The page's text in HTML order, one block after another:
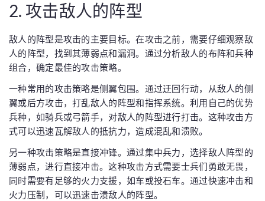
2. 攻击敌人的阵型
敌人的阵型是攻击的主要目标。在攻击之前，需要仔细观察敌
人的阵型，找到其薄弱点和漏洞。通过分析敌人的布阵和兵种
组合，确定最佳的攻击策略。
一种常用的攻击策略是侧翼包围。通过迂回行动，从敌人的侧
翼或后方攻击，打乱敌人的阵型和指挥系统。利用自己的优势
兵种，如骑兵或弓箭手，对敌人的阵型进行打击。这种攻击方
式可以迅速瓦解敌人的抵抗力，造成混乱和溃败。
另一种攻击策略是直接冲锋。通过集中兵力，选择敌人阵型的
薄弱点，进行直接冲击。这种攻击方式需要士兵们勇敢无畏，
同时需要有足够的火力支援，如车或投石车。通过快速冲击和
火力压制，可以迅速击溃敌人的阵型。